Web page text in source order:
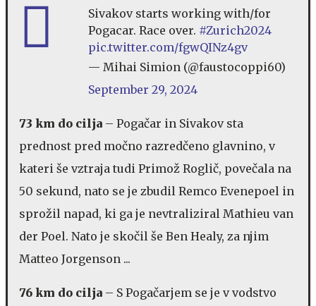
Sivakov starts working with/for
Pogacar. Race over. #Zurich2024
pic.twitter.com/fgwQINz4gv
— Mihai Simion (@faustocoppi60)
September 29, 2024
73 km do cilja – Pogačar in Sivakov sta
prednost pred močno razredčeno glavnino, v
kateri še vztraja tudi Primož Roglič, povečala na
50 sekund, nato se je zbudil Remco Evenepoel in
sprožil napad, ki ga je nevtraliziral Mathieu van
der Poel. Nato je skočil še Ben Healy, za njim
Matteo Jorgenson ...
76 km do cilja – S Pogačarjem se je v vodstvo